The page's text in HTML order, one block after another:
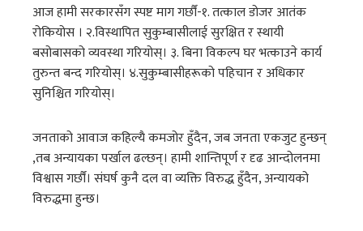
आज हामी सरकारसँग स्पष्ट माग गर्छौं-१. तत्काल डोजर आतंक
रोकियोस । २.विस्थापित सुकुम्बासीलाई सुरक्षित र स्थायी
बसोबासको व्यवस्था गरियोस्। ३. बिना विकल्प घर भत्काउने कार्य
तुरुन्त बन्द गरियोस्। ४.सुकुम्बासीहरूको पहिचान र अधिकार
सुनिश्चित गरियोस्।
जनताको आवाज कहिल्यै कमजोर हुँदैन, जब जनता एकजुट हुन्छन्
,तब अन्यायका पर्खाल ढल्छन्। हामी शान्तिपूर्ण र दृढ आन्दोलनमा
विश्वास गर्छौं। संघर्ष कुनै दल वा व्यक्ति विरुद्ध हुँदैन, अन्यायको
विरुद्धमा हुन्छ।